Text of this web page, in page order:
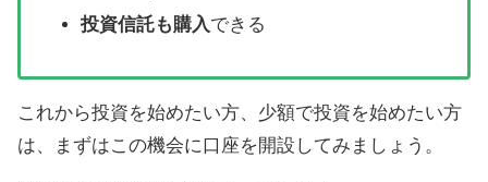
投資信託も購入できる
これから投資を始めたい方、少額で投資を始めたい方
は、まずはこの機会に口座を開設してみましょう。